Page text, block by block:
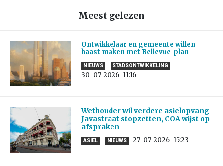
Meest gelezen
Ontwikkelaar en gemeente willen
haast maken met Bellevue-plan
NIEUWS STADSONTWIKKELING
30-07-2026 11:16
Wethouder wil verdere asielopvang
Javastraat stopzetten, COA wijst op
afspraken
ASIEL NIEUWS 27-07-2026 15:23